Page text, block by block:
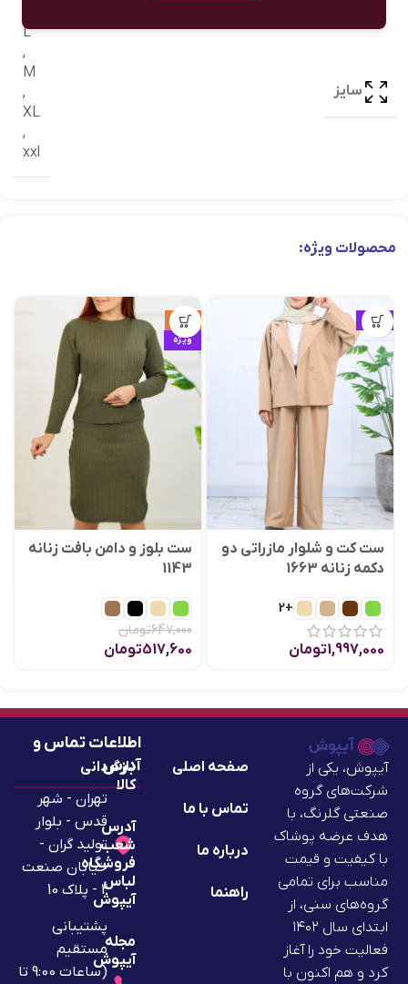
سایز
L
,
M
,
XL
,
xxl
محصولات ویژه:
ویژه
ست کت و شلوار مازراتی دو
دکمه زنانه 1663
+2
1,997,000تومان
حراج
ویژه
ست بلوز و دامن بافت زنانه
1143
647,000تومان
517,600تومان
آیپوش، یکی از
شرکت‌های گروه
صنعتی گلرنگ، با
هدف عرضه پوشاک
با کیفیت و قیمت
مناسب برای تمامی
گروه‌های سنی، از
ابتدای سال ۱۴۰۲
فعالیت خود را آغاز
کرد و هم اکنون با
صفحه اصلی
تماس با ما
درباره ما
راهنما
بازگردانی
کالا
آدرس
شعب
فروشگاه
لباس
آیپوش
مجله
آیپوش
تهران - شهر
قدس - بلوار
تولید گران -
خیابان صنعت
2 - پلاک 10
پشتیبانی
مستقیم
(ساعات 9:00 تا
اطلاعات تماس و
آدرس